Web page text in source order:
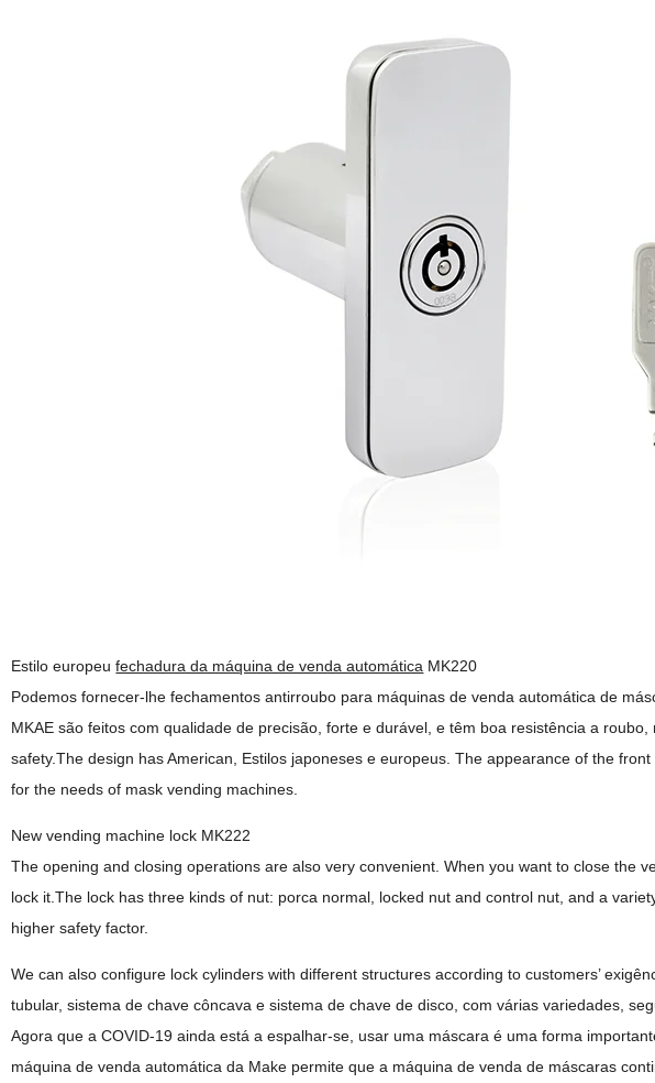
Estilo europeufechadura da máquina de venda automática MK220
Podemos fornecer-lhe fechamentos antirroubo para máquinas de venda automática de
MKAE são feitos com qualidade de precisão, forte e durável, e têm boa resistência a roubo,
safety.The design has American, Estilos japoneses e europeus.The appearance of the
for the needs of mask vending machines.
New vending machine lock MK222
The opening and closing operations are also very convenient.When you want to close the
lock it.The lock has three kinds of nut: porca normal, locked nut and control nut,and a
higher safety factor.
We can also configure lock cylinders with different structures according to customers’
tubular, sistema de chave côncava e sistema de chave de disco, com várias variedades,
Agora que a COVID-19 ainda está a espalhar-se, usar uma máscara é uma forma
máquina de venda automática da Make permite que a máquina de venda de máscaras